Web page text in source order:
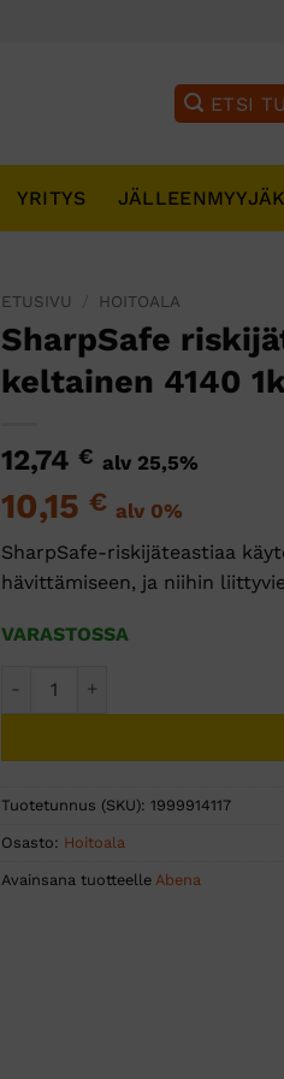
YRITYS
ETUSIVU HOITOALA
SharpSafe
keltainen 4140
12,74 € alv 25,5%
10,15 € alv 0%
SharpSafe-riskijäteastiaa
hävittämiseen, ja niihin
VARASTOSSA
Tuotetunnus (SKU): 1999914117
Osasto: Hoitoala
Avainsana tuotteelle Abena